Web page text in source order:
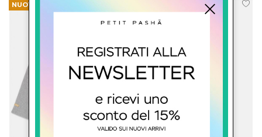
NUOVI ARRIVI